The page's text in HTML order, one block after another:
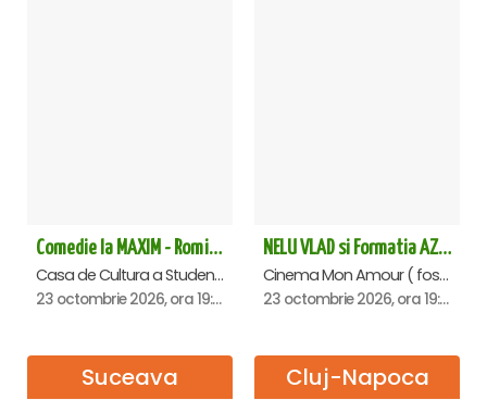
Comedie la MAXIM - Romica Tociu si Cornel Palade - Alba Iulia
Casa de Cultura a Studentilor, Alba-Iulia
23 octombrie 2026, ora 19:00
NELU VLAD si Formatia AZUR - Turneu Aniversar 50 de ani - Piatra Neamt
Cinema Mon Amour ( fost Dacia ), Piatra-Neamt
23 octombrie 2026, ora 19:30
Suceava Cluj-Napoca